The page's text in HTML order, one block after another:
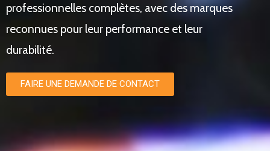
professionnelles complètes, avec des marques
reconnues pour leur performance et leur
durabilité.
FAIRE UNE DEMANDE DE CONTACT